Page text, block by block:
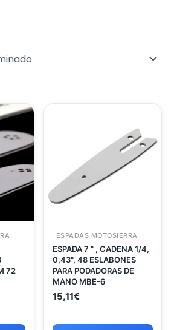
72
ESPADAS MOTOSIERRA
ESPADA 7 " , CADENA 1/4,
0,43", 48 ESLABONES
PARA PODADORAS DE
MANO MBE-6
15,11€